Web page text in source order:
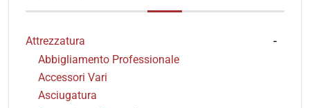
Attrezzatura
Abbigliamento Professionale
Accessori Vari
Asciugatura